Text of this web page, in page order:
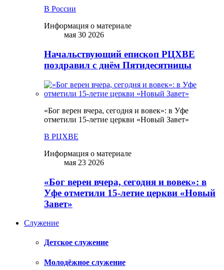
В России
Информация о материале
мая 30 2026
Начальствующий епископ РЦХВЕ
поздравил с днём Пятидесятницы
«Бог верен вчера, сегодня и вовек»: в Уфе
отметили 15-летие церкви «Новый Завет»
В РЦХВЕ
Информация о материале
мая 23 2026
«Бог верен вчера, сегодня и вовек»: в
Уфе отметили 15-летие церкви «Новый
Завет»
Служение
Детское служение
Молодёжное служение